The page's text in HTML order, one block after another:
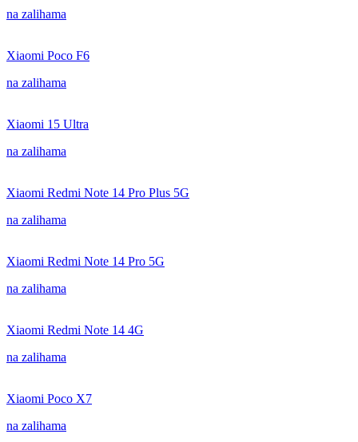
na zalihama
Xiaomi Poco F6
na zalihama
Xiaomi 15 Ultra
na zalihama
Xiaomi Redmi Note 14 Pro Plus 5G
na zalihama
Xiaomi Redmi Note 14 Pro 5G
na zalihama
Xiaomi Redmi Note 14 4G
na zalihama
Xiaomi Poco X7
na zalihama